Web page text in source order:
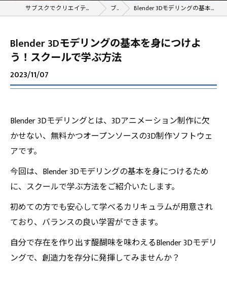
サブスクでクリエイティブが学べるオンラインスクール ブログ Blender 3Dモデリングの基本を身につけよう！スクールで学ぶ方法
Blender 3Dモデリングの基本を身につけよ
う！スクールで学ぶ方法
2023/11/07
Blender 3Dモデリングとは、3Dアニメーション制作に欠
かせない、無料かつオープンソースの3D制作ソフトウェ
アです。
今回は、Blender 3Dモデリングの基本を身につけるため
に、スクールで学ぶ方法をご紹介いたします。
初めての方でも安心して学べるカリキュラムが用意され
ており、バランスの良い学習ができます。
自分で存在を作り出す醍醐味を味わえるBlender 3Dモデリ
ングで、創造力を存分に発揮してみませんか？